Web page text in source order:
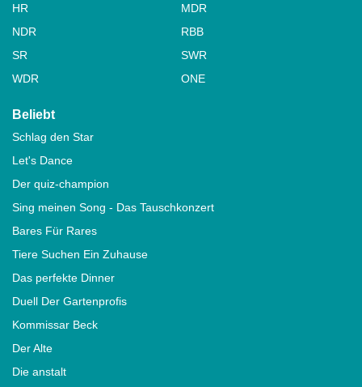
HR
MDR
NDR
RBB
SR
SWR
WDR
ONE
Beliebt
Schlag den Star
Let's Dance
Der quiz-champion
Sing meinen Song - Das Tauschkonzert
Bares Für Rares
Tiere Suchen Ein Zuhause
Das perfekte Dinner
Duell Der Gartenprofis
Kommissar Beck
Der Alte
Die anstalt